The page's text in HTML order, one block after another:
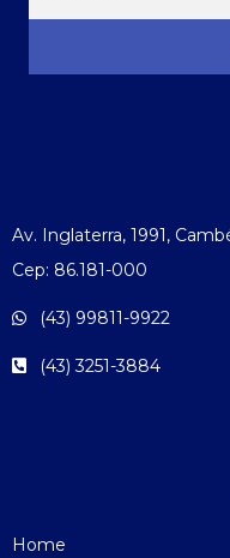
Av. Inglaterra, 1991,
Cep: 86.181-000
(43) 99811-9922
(43) 3251-3884
Home